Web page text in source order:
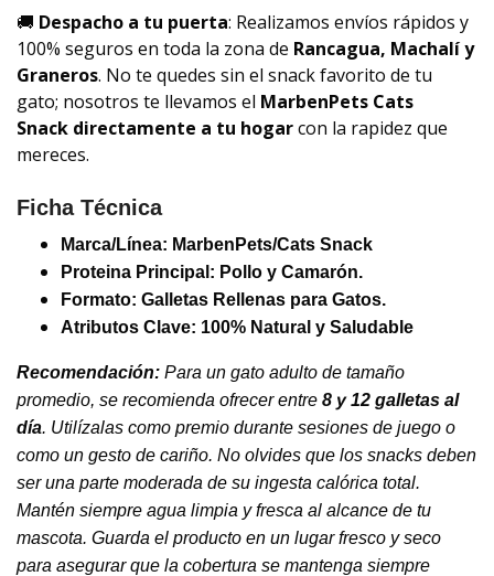
🚚 Despacho a tu puerta: Realizamos envíos rápidos y
100% seguros en toda la zona de Rancagua, Machalí y
Graneros. No te quedes sin el snack favorito de tu
gato; nosotros te llevamos el MarbenPets Cats
Snack directamente a tu hogarcon la rapidez que
mereces.
Ficha Técnica
Marca/Línea: MarbenPets/Cats Snack
Proteina Principal: Pollo y Camarón.
Formato: Galletas Rellenas para Gatos.
Atributos Clave: 100% Natural y Saludable
Recomendación: Para un gato adulto de tamaño
promedio, se recomienda ofrecer entre 8 y 12 galletas al
día. Utilízalas como premio durante sesiones de juego o
como un gesto de cariño. No olvides que los snacks deben
ser una parte moderada de su ingesta calórica total.
Mantén siempre agua limpia y fresca al alcance de tu
mascota. Guarda el producto en un lugar fresco y seco
para asegurar que la cobertura se mantenga siempre